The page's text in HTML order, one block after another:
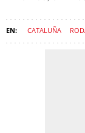
CATALUÑA